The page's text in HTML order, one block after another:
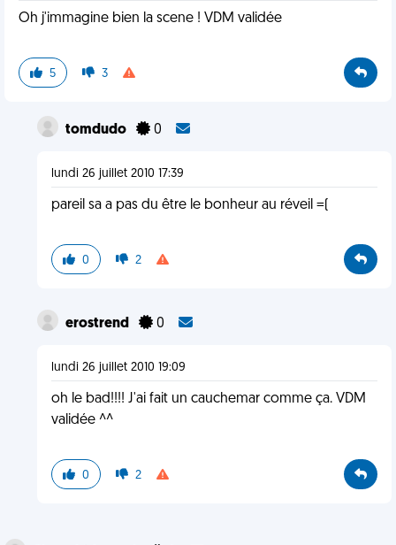
Oh j'immagine bien la scene ! VDM validée
5 3
tomdudo 0
lundi 26 juillet 2010 17:39
pareil sa a pas du être le bonheur au réveil =(
0 2
erostrend 0
lundi 26 juillet 2010 19:09
oh le bad!!!! J'ai fait un cauchemar comme ça. VDM
validée ^^
0 2